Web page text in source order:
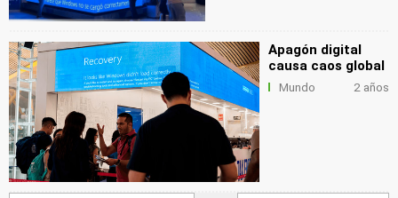
Apagón digital
causa caos global
Mundo 2 años